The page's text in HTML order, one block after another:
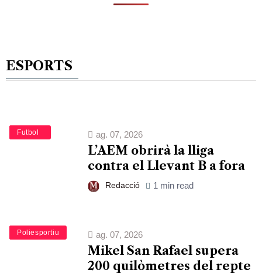
ESPORTS
Esports
Futbol ag. 07, 2026
L’AEM obrirà la lliga
contra el Llevant B a fora
Redacció 1 min read
Esports
Poliesportiu ag. 07, 2026
Mikel San Rafael supera
200 quilòmetres del repte